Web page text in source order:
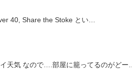
40, Share the Stoke とい…
天気 なので….部屋に籠ってるのがどー…